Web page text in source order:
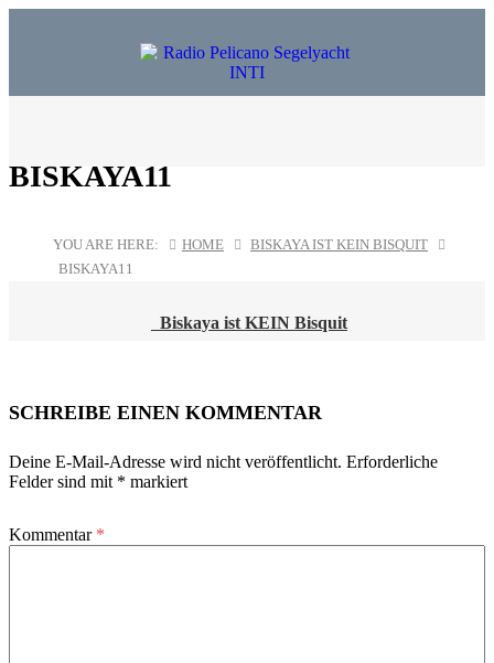
BISKAYA11
YOU ARE HERE: HOME
BISKAYA IST KEIN BISQUIT
BISKAYA11
Biskaya ist KEIN Bisquit
SCHREIBE EINEN KOMMENTAR
Deine E-Mail-Adresse wird nicht veröffentlicht. Erforderliche
Felder sind mit * markiert
Kommentar *